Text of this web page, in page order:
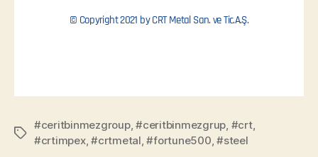
© Copyright 2021 by CRT Metal San. ve Tic.A.Ş.
#ceritbinmezgroup,#ceritbinmezgrup, #crt,
#crtimpex,#crtmetal,#fortune500,#steel